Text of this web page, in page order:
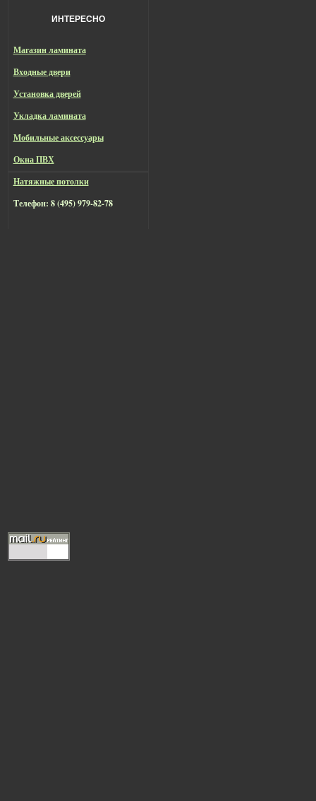
ИНТЕРЕСНО
Магазин ламината
Входные двери
Установка дверей
Укладка ламината
Мобильные аксессуары
Окна ПВХ
Натяжные потолки
Телефон: 8 (495) 979-82-78